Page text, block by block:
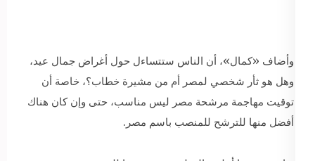
وأضاف «كمال»، أن الناس ستتساءل حول أغراض جمال عيد،
وهل هو ثأر شخصي لمصر أم من مشيرة خطاب؟، خاصة أن
توقيت مهاجمة مرشحة مصر ليس مناسب، حتى وإن كان هناك
أفضل منها للترشح للمنصب باسم مصر.